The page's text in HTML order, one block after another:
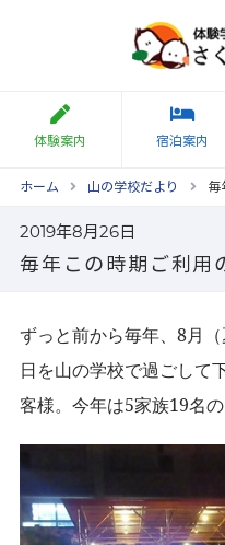
体験案内 宿泊案内
ホーム 山の学校だより 毎
2019年8月26日
毎年この時期ご利用
ずっと前から毎年、 8月
日を山の学校で過ごして
客様。今年は5家族19名